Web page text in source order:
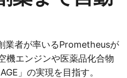
業者が率いるPrometheusが
機エンジンや医薬品化合物
」の実現を目指す。